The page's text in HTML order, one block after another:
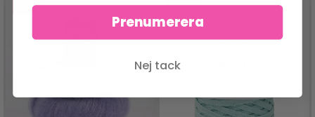
- 13% - 50%
Prenumerera
Nej tack